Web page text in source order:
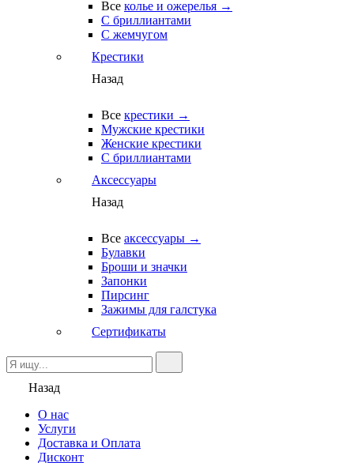
Все колье и ожерелья →
С бриллиантами
С жемчугом
Крестики
Назад
Все крестики →
Мужские крестики
Женские крестики
С бриллиантами
Аксессуары
Назад
Все аксессуары →
Булавки
Броши и значки
Запонки
Пирсинг
Зажимы для галстука
Сертификаты
Назад
О нас
Услуги
Доставка и Оплата
Дисконт